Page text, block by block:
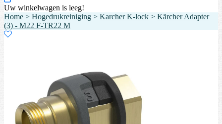
Uw winkelwagen is leeg!
Home > Hogedrukreiniging > Karcher K-lock > Kärcher Adapter
(3) - M22 F-TR22 M